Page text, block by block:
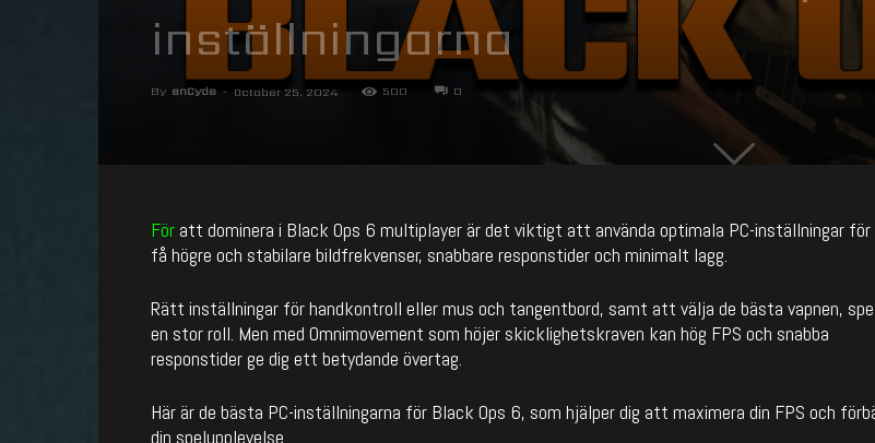
inställningarna
By enCyde - October 25, 2024 500 0
För att dominera i Black Ops 6 multiplayer är det viktigt att använda optimala PC-inställningar
få högre och stabilare bildfrekvenser, snabbare responstider och minimalt lagg.
Rätt inställningar för handkontroll eller mus och tangentbord, samt att välja de bästa vapnen,
en stor roll. Men med Omnimovement som höjer skicklighetskraven kan hög FPS och snabba
responstider ge dig ett betydande övertag.
Här är de bästa PC-inställningarna för Black Ops 6, som hjälper dig att maximera din FPS och
din spelupplevelse.